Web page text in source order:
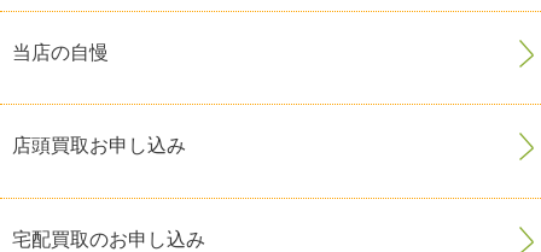
当店の自慢
店頭買取お申し込み
宅配買取のお申し込み